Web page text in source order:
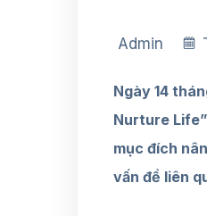
Admin
Ngày 14
Nurture
mục đích
vấn đề liên